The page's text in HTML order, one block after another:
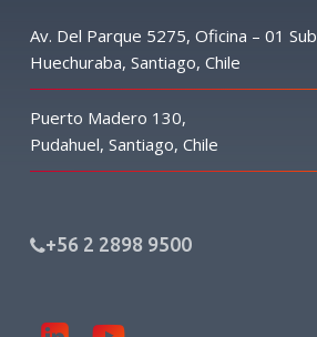
Av. Del Parque 5275, Oficina – 01 Sub
Huechuraba, Santiago, Chile
Puerto Madero 130,
Pudahuel, Santiago, Chile
+56 2 2898 9500